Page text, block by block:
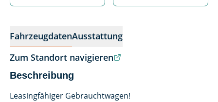
FahrzeugdatenAusstattung
Zum Standort navigieren
Beschreibung
Leasingfähiger Gebrauchtwagen!